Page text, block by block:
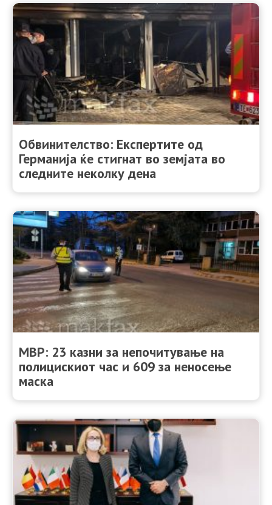
Обвинителство: Експертите од
Германија ќе стигнат во земјата во
следните неколку дена
МВР: 23 казни за непочитување на
полицискиот час и 609 за неносење
маска